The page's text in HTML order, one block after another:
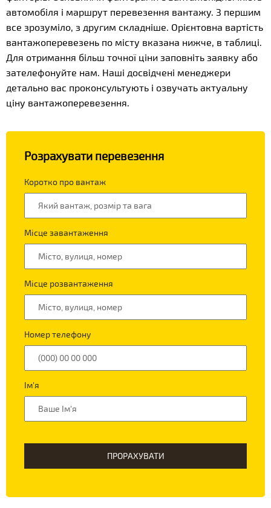
автомобіля і маршрут перевезення вантажу. З першим
все зрозуміло, з другим складніше. Орієнтовна вартість
вантажоперевезень по місту вказана нижче, в таблиці.
Для отримання більш точної ціни заповніть заявку або
зателефонуйте нам. Наші досвідчені менеджери
детально вас проконсультують і озвучать актуальну
ціну вантажоперевезення.
Розрахувати перевезення
Коротко про вантаж
Місце завантаження
Місце розвантаження
Номер телефону
Ім'я
ПРОРАХУВАТИ